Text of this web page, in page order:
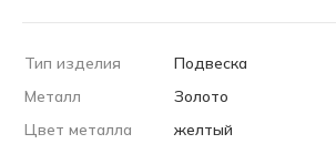
Тип изделия
Подвеска
Металл
Золото
Цвет металла
желтый